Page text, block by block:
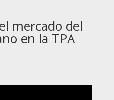
mercado del
en la TPA